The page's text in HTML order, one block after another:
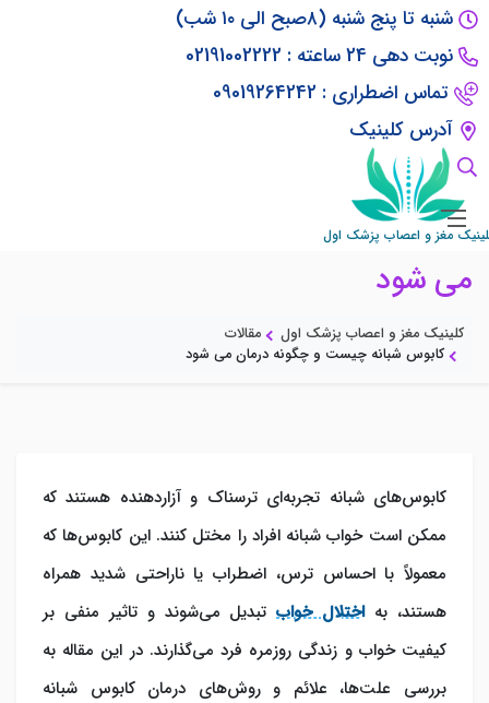
شنبه تا پنج شنبه (۸صبح الی ۱۰ شب)
نوبت دهی 24 ساعته : 02191002222
تماس اضطراری : 09019264242
آدرس کلینیک
مغز و اعصاب پزشک اول
کابوس شبانه چیست و چگونه درمان
می شود
کلینیک مغز و اعصاب پزشک اول
مقالات
کابوس شبانه چیست و چگونه درمان می شود
کابوس‌های شبانه تجربه‌ای ترسناک و آزاردهنده هستند که
ممکن است خواب شبانه افراد را مختل کنند. این کابوس‌ها که
معمولاً با احساس ترس، اضطراب یا ناراحتی شدید همراه
هستند، بهاختلال خواب تبدیل می‌شوند و تاثیر منفی بر
کیفیت خواب و زندگی روزمره فرد می‌گذارند. در این مقاله به
بررسی علت‌ها، علائم و روش‌های درمان کابوس‌ شبانه